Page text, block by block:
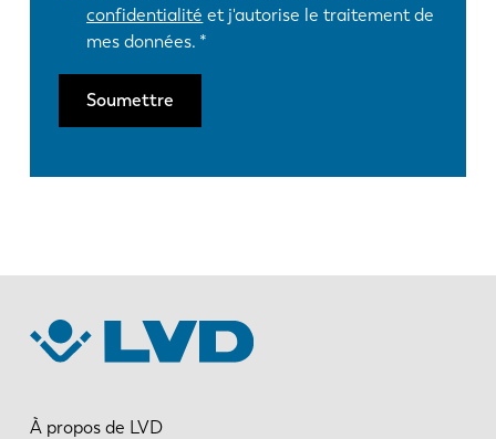
confidentialité et j'autorise le traitement de
mes données.
Soumettre
À propos de LVD